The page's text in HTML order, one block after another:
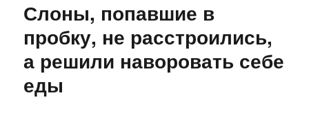
Слоны, попавшие в
пробку, не расстроились,
а решили наворовать себе
еды